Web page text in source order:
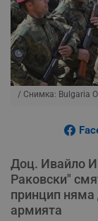
/ Снимка: Bulgaria
Доц. Ивайло
Раковски"
принцип няма
армията